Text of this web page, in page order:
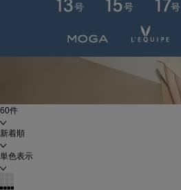
60件
新着順
単色表示